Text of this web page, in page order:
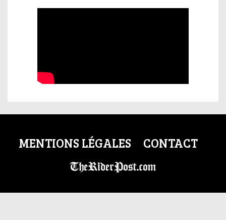
MENTIONS LÉGALES CONTACT